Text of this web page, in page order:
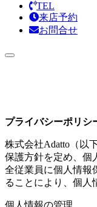
TEL
来店予約
お問合せ
プライバシーポリシ
株式会社Adatto（以
保護方針を定め、個
全従業員に個人情報
ることにより、個人
個人情報の管理